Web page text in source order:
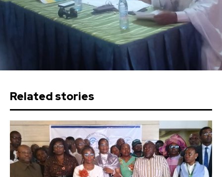
Related stories